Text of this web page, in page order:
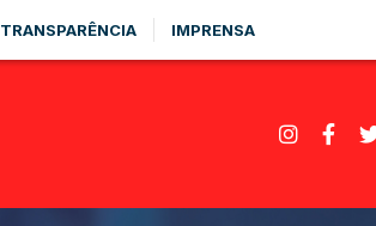
TRANSPARÊNCIA IMPRENSA